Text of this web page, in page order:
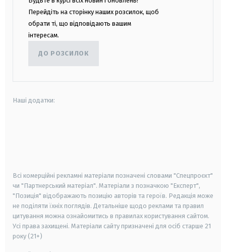
Перейдіть на сторінку наших розсилок, щоб
обрати ті, що відповідають вашим
інтересам.
ДО РОЗСИЛОК
Наші додатки:
Всі комерційні рекламні матеріали позначені словами "Спецпроєкт"
чи "Партнерський матеріал". Матеріали з позначкою "Експерт",
"Позиція" відображають позицію авторів та героїв. Редакція може
не поділяти їхніх поглядів. Детальніше щодо реклами та правил
цитування можна ознайомитись в правилах користування сайтом.
Усі права захищені. Матеріали сайту призначені для осіб старше 21
року (21+)